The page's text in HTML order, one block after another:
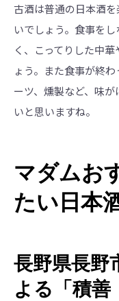
古酒は普通の日本酒
いでしょう。食事を
く、こってりした中
ょう。また食事が終
ーツ、燻製など、味
いと思いますね。
マダムお
たい日本
長野県長野
よる「積